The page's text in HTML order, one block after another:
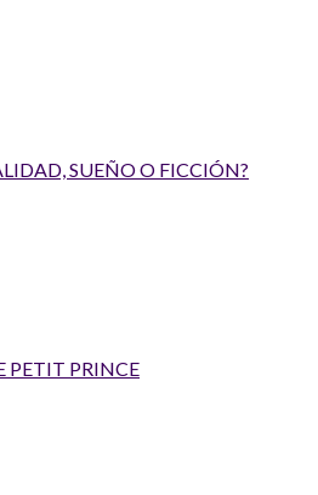
SUEÑO O FICCIÓN?
PETIT PRINCE